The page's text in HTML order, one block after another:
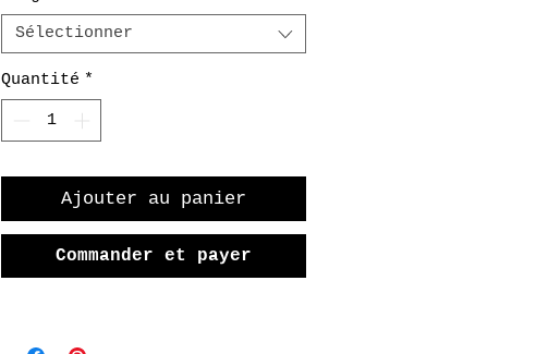
Sélectionner
Quantité *
Ajouter au panier
Commander et payer